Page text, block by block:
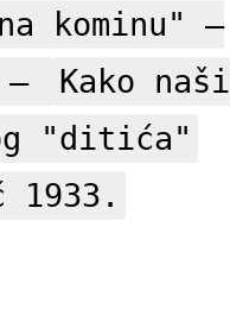
kominu" –
Kako naši
"ditića"
1933.